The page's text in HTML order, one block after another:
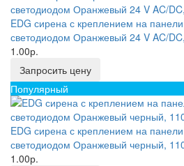
EDG сирена с креплением на
светодиодом Оранжевый 24 V AC/
1.00р.
Запросить цену
Популярный
EDG сирена с креплением на
светодиодом Оранжевый черный,
1.00р.